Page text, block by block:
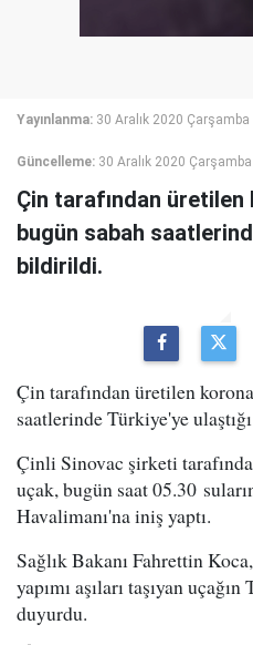
Yayınlanma: 30 Aralık 2020 Çarşamba
Güncelleme: 30 Aralık 2020
Çin tarafından üretilen
bugün sabah
bildirildi.
Çin tarafından üretilen
saatlerinde Türkiye'ye
Çinli Sinovac şirketi
uçak, bugün saat 05.30
Havalimanı'na iniş yaptı.
Sağlık Bakanı Fahrettin
yapımı aşıları taşıyan
duyurdu.